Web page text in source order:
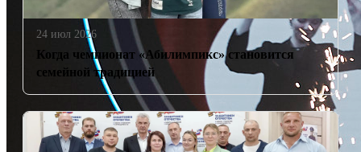
24 июл 2026
Когда чемпионат «Абилимпикс» становится
семейной традицией